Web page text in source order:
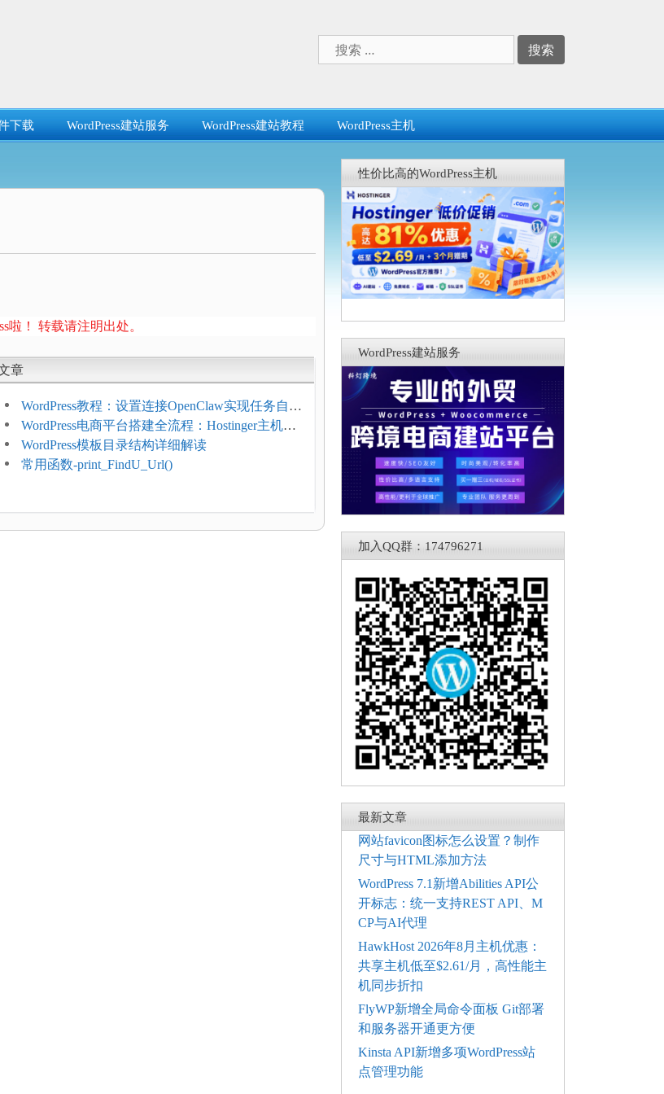
索：
下载 WordPress建站服务 WordPress建站教程 WordPress主机
啦！ 转载请注明出处。
章
WordPress教程：设置连接OpenClaw实现任务自动
化
WordPress电商平台搭建全流程：Hostinger主机一
键部署
WordPress模板目录结构详细解读
常用函数-print_FindU_Url()
性价比高的WordPress主机
WordPress建站服务
加入QQ群：174796271
最新文章
网站favicon图标怎么设置？制作
尺寸与HTML添加方法
WordPress 7.1新增Abilities API公
开标志：统一支持REST API、M
CP与AI代理
HawkHost 2026年8月主机优惠：
共享主机低至$2.61/月，高性能主
机同步折扣
FlyWP新增全局命令面板 Git部署
和服务器开通更方便
Kinsta API新增多项WordPress站
点管理功能